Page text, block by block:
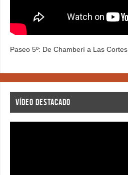
Paseo 5º: De Chamberí a Las Cortes
VÍDEO DESTACADO